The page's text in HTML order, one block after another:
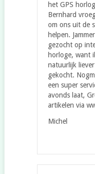
het GPS
Bernhard
om ons uit de
helpen.
gezocht op
horloge, want
natuurlijk
gekocht.
een super
avonds laat,
artikelen via
Michel